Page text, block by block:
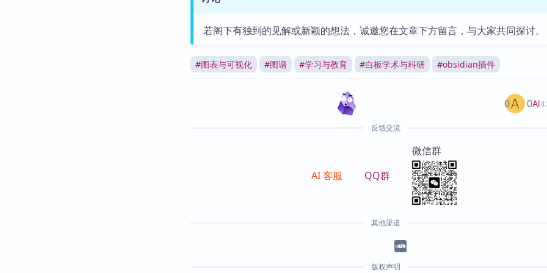
若阁下有独到的见解或新颖的想法，诚邀您在文章下方留言，与大家共同探讨。
#图表与可视化 #图谱 #学习与教育 #白板学术与科研 #obsidian插件
AI
0 0
反馈交流
AI 客服 QQ群
微信群
其他渠道
版权声明